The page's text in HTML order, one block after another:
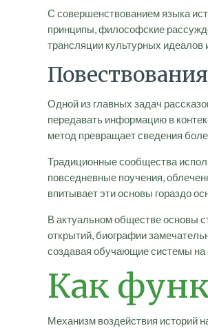
С совершенствованием языка
принципы, философские
трансляции культурных идеалов
Одной из главных задач
передавать информацию в
метод превращает сведения
Традиционные сообщества
повседневные поучения,
впитывает эти основы гораздо
В актуальном обществе основы
открытий, биографии
создавая обучающие системы на
Как
Механизм воздействия историй